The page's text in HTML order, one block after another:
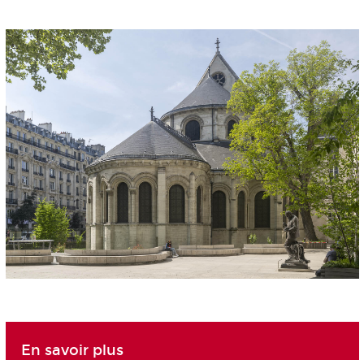
En savoir plus